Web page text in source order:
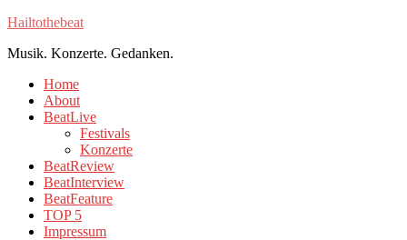
Hailtothebeat
Musik. Konzerte. Gedanken.
Home
About
BeatLive
Festivals
Konzerte
BeatReview
BeatInterview
BeatFeature
TOP 5
Impressum